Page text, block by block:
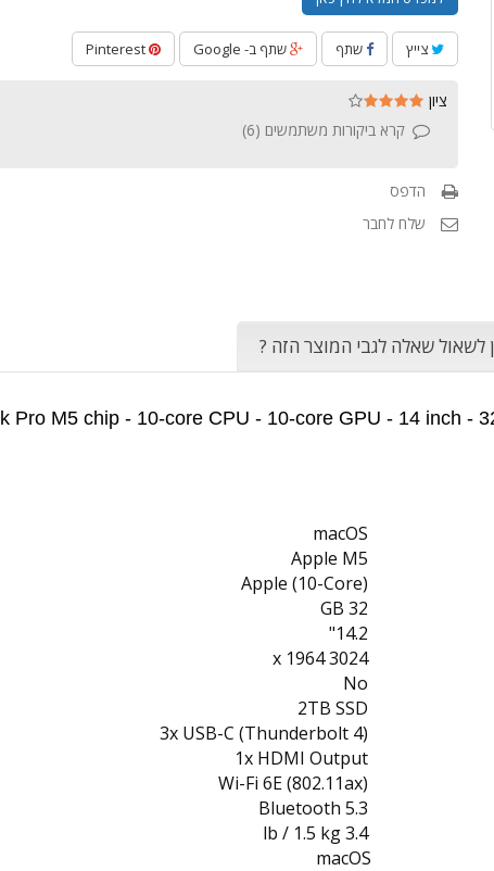
צייץ שתף שתף ב- Google Pinterest
ציון
קרא ביקורות משתמשים (6
)
הדפס
שלח לחבר
לשאול שאלה לגבי המוצר הזה ?
Pro M5 chip - 10‑core CPU - 10‑core GPU - 14 inch -
macOS
Apple M5
Apple (10-Core)
32 GB
14.2"
3024 x 1964
No
2TB SSD
3x USB-C (Thunderbolt 4)
1x HDMI Output
Wi-Fi 6E (802.11ax)
Bluetooth 5.3
3.4 lb / 1.5 kg
macOS